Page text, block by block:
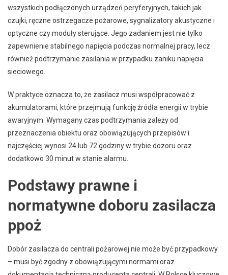
wszystkich podłączonych urządzeń peryferyjnych, takich jak
czujki, ręczne ostrzegacze pożarowe, sygnalizatory akustyczne i
optyczne czy moduły sterujące. Jego zadaniem jest nie tylko
zapewnienie stabilnego napięcia podczas normalnej pracy, lecz
również podtrzymanie zasilania w przypadku zaniku napięcia
sieciowego.
W praktyce oznacza to, że zasilacz musi współpracować z
akumulatorami, które przejmują funkcję źródła energii w trybie
awaryjnym. Wymagany czas podtrzymania zależy od
przeznaczenia obiektu oraz obowiązujących przepisów i
najczęściej wynosi 24 lub 72 godziny w trybie dozoru oraz
dodatkowo 30 minut w stanie alarmu.
Podstawy prawne i
normatywne doboru zasilacza
ppoż
Dobór zasilacza do centrali pożarowej nie może być przypadkowy
– musi być zgodny z obowiązującymi normami oraz